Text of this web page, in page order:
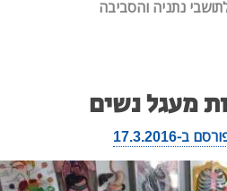
לתושבי נתניה והסביבה
מעגל נשים